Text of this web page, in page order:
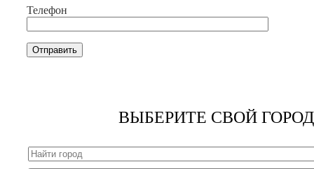
Телефон
ВЫБЕРИТЕ СВОЙ ГОРОД